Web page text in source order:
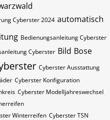
Cyberster 2024 automatisch
Bedienungsanleitung Cyberster
Cyberster Bild Bose
Cyberster Ausstattung
Cyberster Konfiguration
Cyberster Modelljahreswechsel
Winterreifen Cyberster​​​​ TSN